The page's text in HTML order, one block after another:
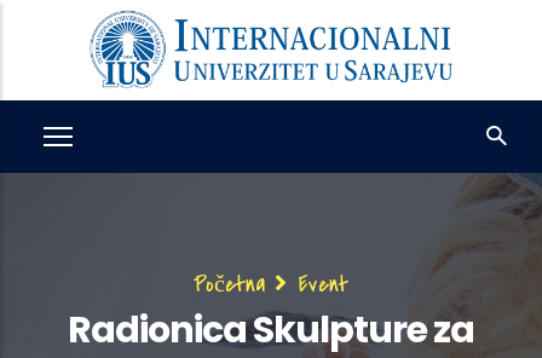
content
Breadcrumb
Početna Event
Radionica Skulpture za